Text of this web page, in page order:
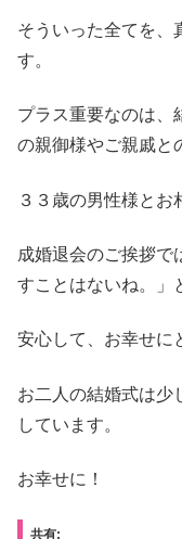
そういった全てを、
す。
プラス重要なのは、
の親御様やご親戚と
３３歳の男性様とお
成婚退会のご挨拶で
すことはないね。」
安心して、お幸せに
お二人の結婚式は少
しています。
お幸せに！
共有: